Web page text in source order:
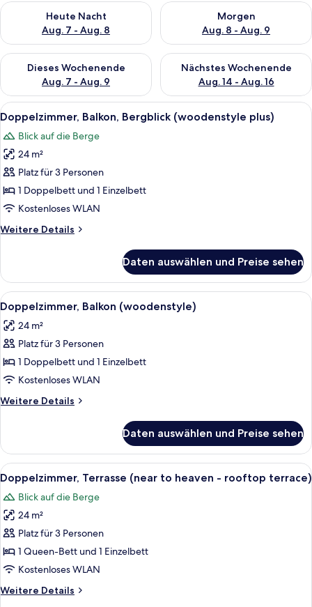
Heute Nacht
Aug. 7 - Aug. 8
Überprüfe die Verfügbarkeit für heute Nacht, Aug. 7 - Aug. 8.
Morgen
Aug. 8 - Aug. 9
Überprüfe die Verfügbarkeit
Dieses Wochenende
Aug. 7 - Aug. 9
Überprüfe die Verfügbarkeit für dieses Wochenende, Aug. 7
Nächstes Wochenende
Aug. 14 - Aug. 16
Überprüfe die Verfügbarkeit
Alle
Fotos
für
Doppelzimmer,
Balkon,
Bergblick
(woodenstyle
anzeigen
Zimmersafe, schallisolierte Zimmer,
7
Doppelzimmer, Balkon, Bergblick (woodenstyle plus)
Blick auf die Berge
24 m²
Platz für 3 Personen
1 Doppelbett und 1 Einzelbett
Kostenloses WLAN
Weitere Details
Weitere
Balkon,
Bergblick
(woodenstyle
plus)
Daten auswählen und Preise sehen
Alle
Fotos
für
Doppelzimmer,
Balkon
(woodenstyle)
anzeigen
Ein Holzhüttenraum mit zwei Betten,
7
Doppelzimmer, Balkon (woodenstyle)
24 m²
Platz für 3 Personen
1 Doppelbett und 1 Einzelbett
Kostenloses WLAN
Weitere Details
Weitere
Balkon
(woodenstyle)
Daten auswählen und Preise sehen
Alle
Fotos
für
Doppelzimmer,
Terrasse
(near
to
-
Ein Holzhüttenraum mit zwei Betten,
5
Doppelzimmer, Terrasse (near to heaven - rooftop terrace)
Blick auf die Berge
24 m²
Platz für 3 Personen
1 Queen-Bett und 1 Einzelbett
Kostenloses WLAN
Weitere Details
Weitere